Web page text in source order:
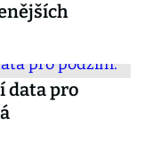
data pro